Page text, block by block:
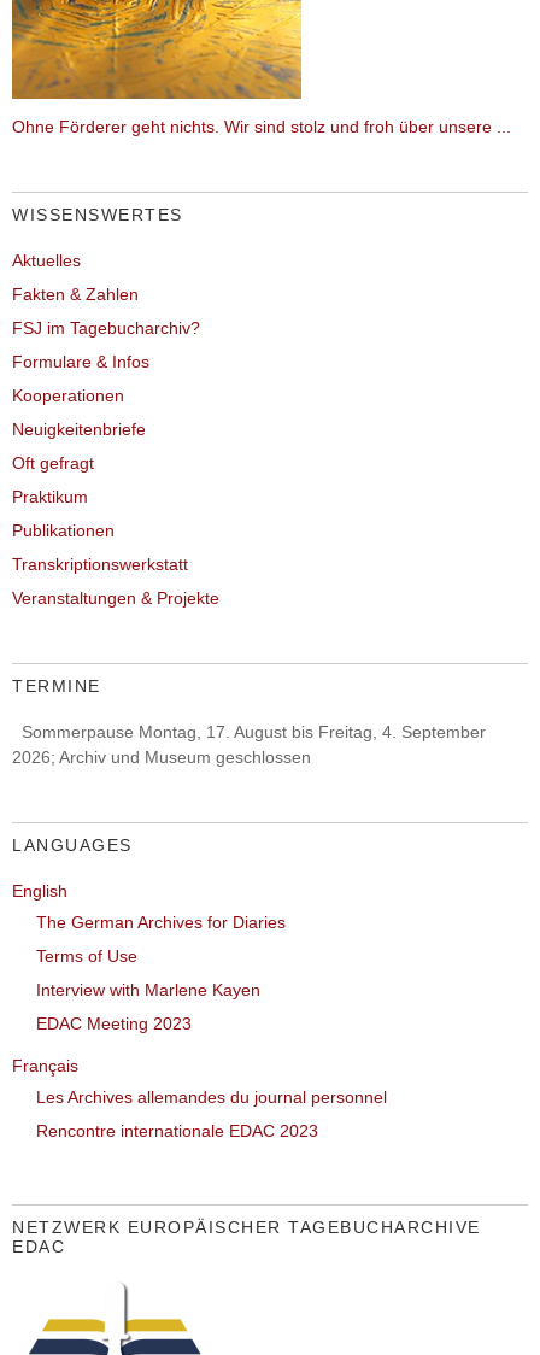
Ohne Förderer geht nichts. Wir sind stolz und froh über unsere ...
WISSENSWERTES
Aktuelles
Fakten & Zahlen
FSJ im Tagebucharchiv?
Formulare & Infos
Kooperationen
Neuigkeitenbriefe
Oft gefragt
Praktikum
Publikationen
Transkriptionswerkstatt
Veranstaltungen & Projekte
TERMINE
Sommerpause Montag, 17. August bis Freitag, 4. September
2026; Archiv und Museum geschlossen
LANGUAGES
English
The German Archives for Diaries
Terms of Use
Interview with Marlene Kayen
EDAC Meeting 2023
Français
Les Archives allemandes du journal personnel
Rencontre internationale EDAC 2023
NETZWERK EUROPÄISCHER TAGEBUCHARCHIVE
EDAC